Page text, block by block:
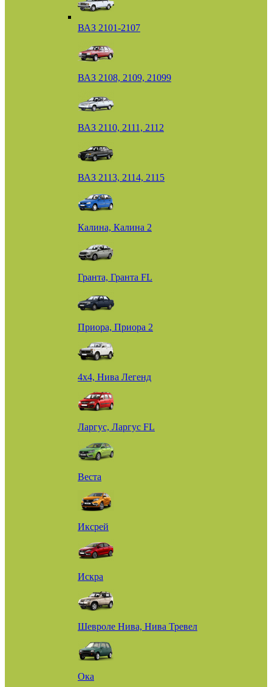
ВАЗ 2101-2107
ВАЗ 2108, 2109, 21099
ВАЗ 2110, 2111, 2112
ВАЗ 2113, 2114, 2115
Калина, Калина 2
Гранта, Гранта FL
Приора, Приора 2
4х4, Нива Легенд
Ларгус, Ларгус FL
Веста
Иксрей
Искра
Шевроле Нива, Нива Тревел
Ока